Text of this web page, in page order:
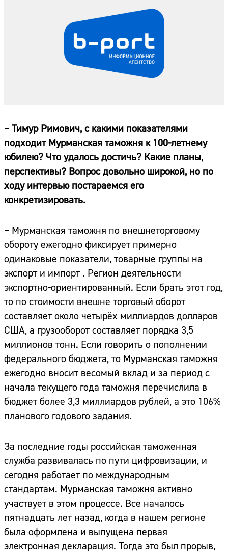
– Тимур Римович, с какими показателями
подходит Мурманская таможня к 100-летнему
юбилею? Что удалось достичь? Какие планы,
перспективы? Вопрос довольно широкой, но по
ходу интервью постараемся его
конкретизировать.
– Мурманская таможня по внешнеторговому
обороту ежегодно фиксирует примерно
одинаковые показатели, товарные группы на
экспорт и импорт . Регион деятельности
экспортно-ориентированный. Если брать этот год,
то по стоимости внешне торговый оборот
составляет около четырёх миллиардов долларов
США, а грузооборот составляет порядка 3,5
миллионов тонн. Если говорить о пополнении
федерального бюджета, то Мурманская таможня
ежегодно вносит весомый вклад и за период с
начала текущего года таможня перечислила в
бюджет более 3,3 миллиардов рублей, а это 106%
планового годового задания.
За последние годы российская таможенная
служба развивалась по пути цифровизации, и
сегодня работает по международным
стандартам. Мурманская таможня активно
участвует в этом процессе. Все началось
пятнадцать лет назад, когда в нашем регионе
была оформлена и выпущена первая
электронная декларация. Тогда это был прорыв,